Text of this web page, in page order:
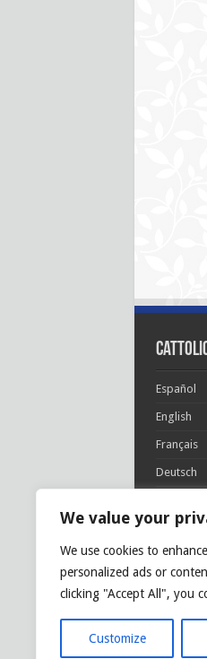
We value your
We use cookies to
personalized ads or
clicking "Accept All", you
Customize
Español
English
Français
Deutsch
Polski
Glória